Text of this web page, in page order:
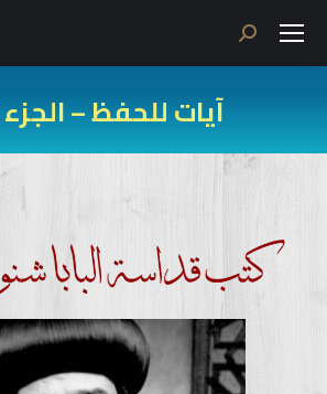
Search:
آيات للحفظ –